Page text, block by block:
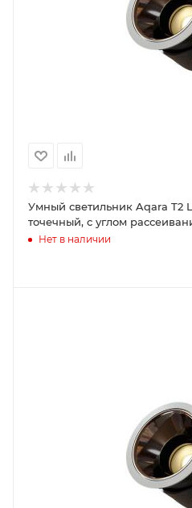
Умный светильник Aqara T2
точечный, с углом
Нет в наличии